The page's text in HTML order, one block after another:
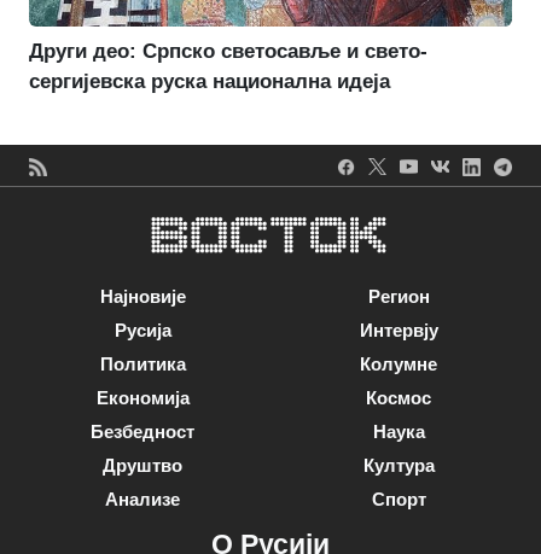
Други део: Српско светосавље и свето-
сергијевска руска национална идеја
Најновије
Русија
Политика
Економија
Безбедност
Друштво
Анализе
Регион
Интервју
Колумне
Космос
Наука
Култура
Спорт
О Русији